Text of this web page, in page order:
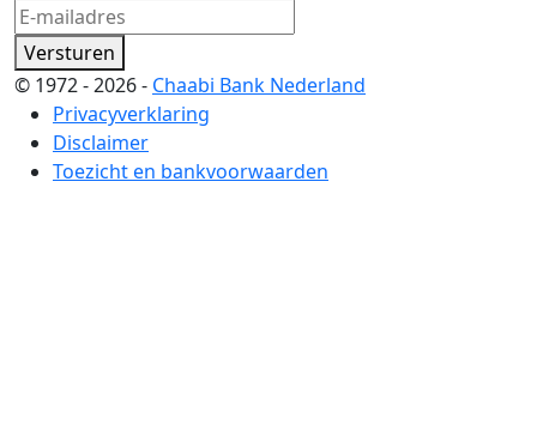
Versturen
© 1972 - 2026 - Chaabi Bank Nederland
Privacyverklaring
Disclaimer
Toezicht en bankvoorwaarden